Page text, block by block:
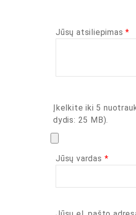
Jūsų atsiliepimas*
Įkelkite iki 5
dydis: 25 MB).
Jūsų vardas *